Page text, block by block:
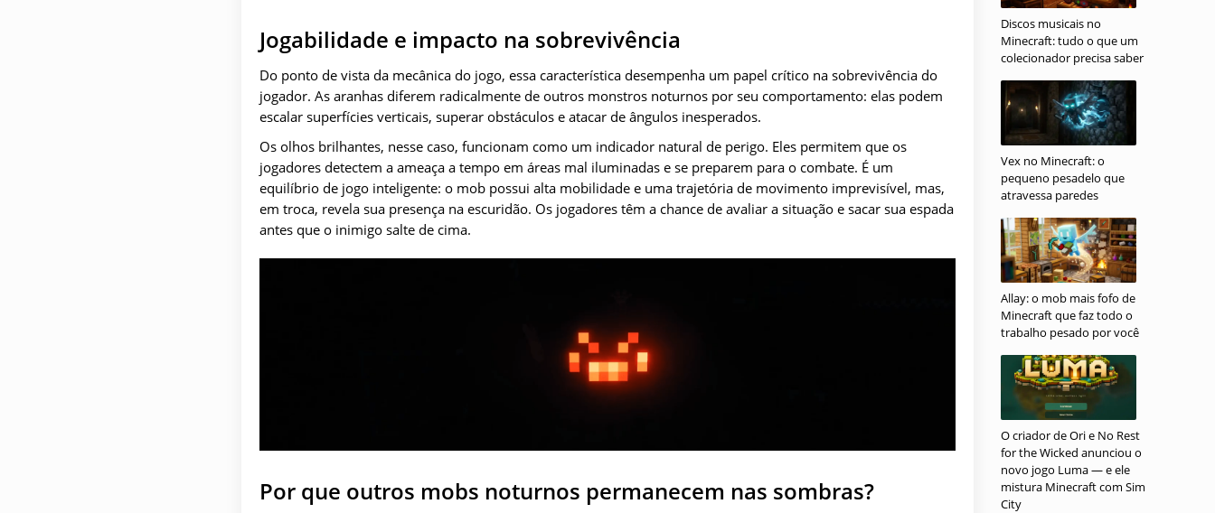
Jogabilidade e impacto na sobrevivência
Do ponto de vista da mecânica do jogo, essa característica desempenha um papel crítico na sobrevivência do
jogador. As aranhas diferem radicalmente de outros monstros noturnos por seu comportamento: elas podem
escalar superfícies verticais, superar obstáculos e atacar de ângulos inesperados.
Os olhos brilhantes, nesse caso, funcionam como um indicador natural de perigo. Eles permitem que os
jogadores detectem a ameaça a tempo em áreas mal iluminadas e se preparem para o combate. É um
equilíbrio de jogo inteligente: o mob possui alta mobilidade e uma trajetória de movimento imprevisível, mas,
em troca, revela sua presença na escuridão. Os jogadores têm a chance de avaliar a situação e sacar sua espada
antes que o inimigo salte de cima.
Por que outros mobs noturnos permanecem nas sombras?
Discos musicais no
Minecraft: tudo o que um
colecionador precisa saber
Vex no Minecraft: o
pequeno pesadelo que
atravessa paredes
Allay: o mob mais fofo de
Minecraft que faz todo o
trabalho pesado por você
O criador de Ori e No Rest
for the Wicked anunciou o
novo jogo Luma — e ele
mistura Minecraft com Sim
City